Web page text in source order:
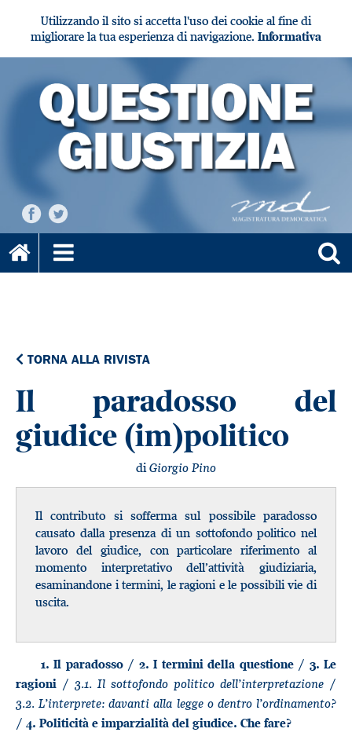
Utilizzando il sito si accetta l'uso dei cookie al fine di
migliorare la tua esperienza di navigazione. Informativa
TORNA ALLA RIVISTA
Il paradosso del
giudice (im)politico
diGiorgio Pino
Il contributo si sofferma sul possibile paradosso
causato dalla presenza di un sottofondo politico nel
lavoro del giudice, con particolare riferimento al
momento interpretativo dell’attività giudiziaria,
esaminandone i termini, le ragioni e le possibili vie di
uscita.
1. Il paradosso / 2. I termini della questione / 3. Le
ragioni / 3.1. Il sottofondo politico dell’interpretazione /
3.2. L’interprete: davanti alla legge o dentro l’ordinamento?
/ 4. Politicità e imparzialità del giudice. Che fare?